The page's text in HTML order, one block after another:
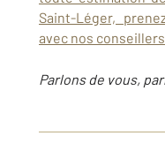
Saint-Léger,
avec nos conseillers
Parlons de vous,